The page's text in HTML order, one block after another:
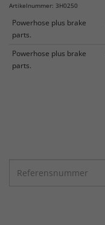
Artikelnummer: 3H0250
Powerhose plus brake
parts.
Powerhose plus brake
parts.